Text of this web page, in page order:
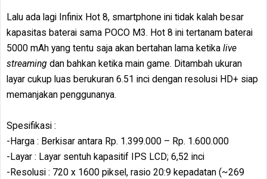
Lalu ada lagi Infinix Hot 8, smartphone ini tidak kalah besar
kapasitas baterai sama POCO M3. Hot 8 ini tertanam baterai
5000 mAh yang tentu saja akan bertahan lama ketika live
streaming dan bahkan ketika main game. Ditambah ukuran
layar cukup luas berukuran 6.51 inci dengan resolusi HD+ siap
memanjakan penggunanya.
Spesifikasi :
-Harga : Berkisar antara Rp. 1.399.000 – Rp. 1.600.000
-Layar : Layar sentuh kapasitif IPS LCD; 6,52 inci
-Resolusi : 720 x 1600 piksel, rasio 20:9 kepadatan (~269